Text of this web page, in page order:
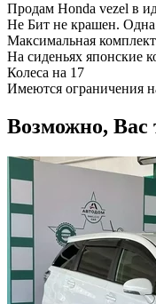
Продам Honda vezel в
Не Бит не крашен. Одна
Максимальная
На сиденьях японские
Колеса на 17
Имеются ограничения
Возможно, Вас